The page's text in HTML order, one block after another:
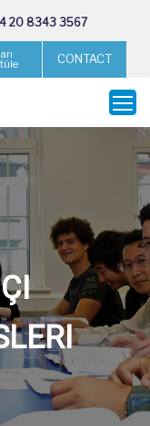
20 8343 3567
CONTACT